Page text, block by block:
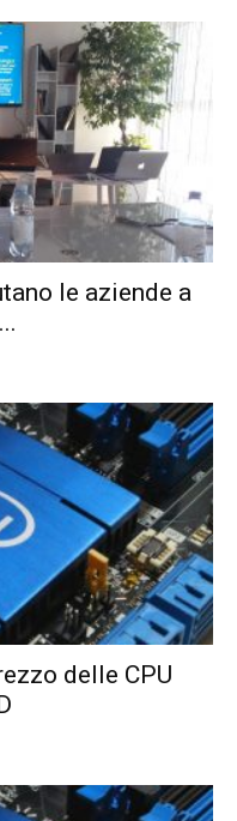
le aziende a
delle CPU